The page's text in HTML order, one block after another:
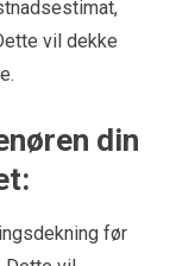
vil dekke
din
før